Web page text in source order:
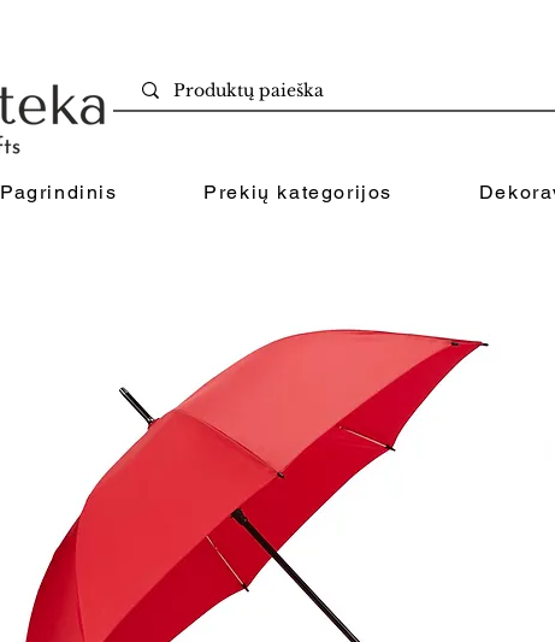
Pagrindinis Prekių kategorijos